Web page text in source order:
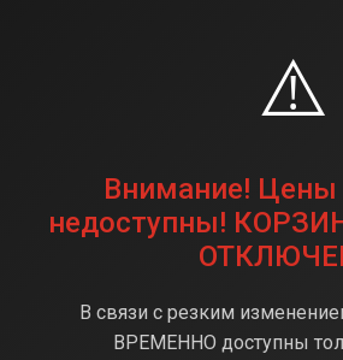
Apple M3
8 ГБ
Starlight(Звездное сияние)
⚠️
Внимание! Цены
недоступны!
В связи с резким
ВРЕМЕННО доступны